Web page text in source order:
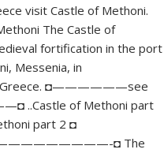
visit Castle of Methoni.
The Castle of
fortification in the port
Messenia, in
Greece. ◘——————see
..Castle of Methoni part
part 2 ◘
◘ The